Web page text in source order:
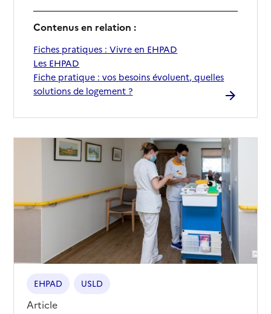
Contenus en relation :
Fiches pratiques : Vivre en EHPAD
Les EHPAD
Fiche pratique : vos besoins évoluent, quelles
solutions de logement ?
EHPAD USLD
Article